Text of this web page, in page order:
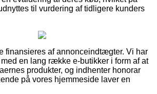
til vurdering af tidligere kunders
finansieres af annonceindtægter. Vi har
en lang række e-butikker i form af at
produkter, og indhenter honorar
på vores hjemmeside laver en